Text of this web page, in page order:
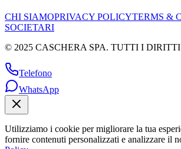
CHI SIAMOPRIVACY POLICYTERMS &
SOCIETARI
© 2025 CASCHERA SPA. TUTTI I DIRITTI
Telefono
WhatsApp